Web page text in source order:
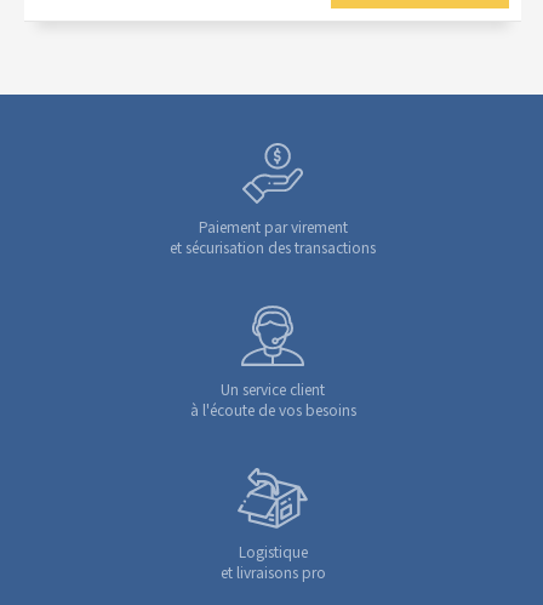
Paiement par virement
et sécurisation des transactions
Un service client
à l'écoute de vos besoins
Logistique
et livraisons pro